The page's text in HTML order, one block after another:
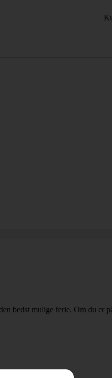
bedst mulige ferie. Om du er